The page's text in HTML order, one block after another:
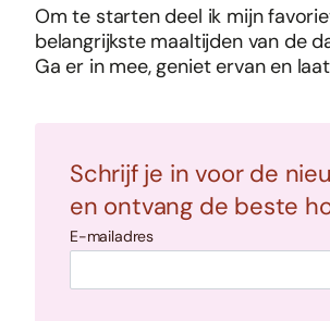
Om te starten deel ik mijn
belangrijkste maaltijden van de
Ga er in mee, geniet ervan en
Schrijf je in voor de
en ontvang de beste
E-mailadres